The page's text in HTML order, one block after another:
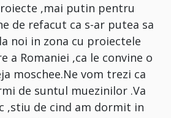
,mai putin pentru
de refacut ca s-ar putea sa
noi in zona cu proiectele
a Romaniei ,ca le convine o
moschee.Ne vom trezi ca
de suntul muezinilor .Va
,stiu de cind am dormit in